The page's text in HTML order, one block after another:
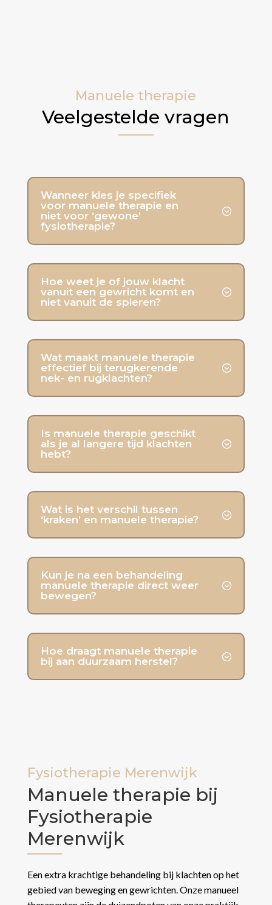
Manuele therapie
Veelgestelde vragen
Wanneer kies je specifiek
voor manuele therapie en
niet voor ‘gewone’
fysiotherapie?
Hoe weet je of jouw klacht
vanuit een gewricht komt en
niet vanuit de spieren?
Wat maakt manuele therapie
effectief bij terugkerende
nek- en rugklachten?
Is manuele therapie geschikt
als je al langere tijd klachten
hebt?
Wat is het verschil tussen
‘kraken’ en manuele therapie?
Kun je na een behandeling
manuele therapie direct weer
bewegen?
Hoe draagt manuele therapie
bij aan duurzaam herstel?
Fysiotherapie Merenwijk
Manuele therapie bij
Fysiotherapie
Merenwijk
Een extra krachtige behandeling bij klachten op het
gebied van beweging en gewrichten.Onze manueel